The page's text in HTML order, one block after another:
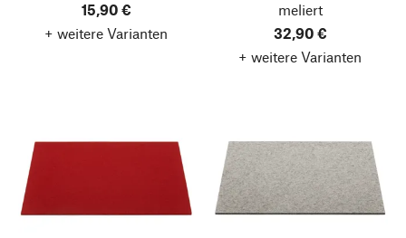
15,90 €
+ weitere Varianten
meliert
32,90 €
+ weitere Varianten